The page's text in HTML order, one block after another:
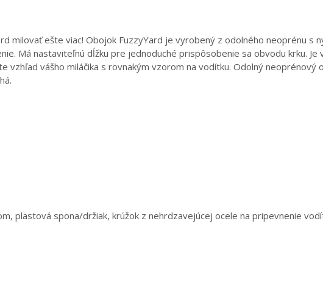
milovať ešte viac! Obojok FuzzyYard je vyrobený z odolného neoprénu s
Má nastaviteľnú dĺžku pre jednoduché prispôsobenie sa obvodu krku. Je
vzhľad vášho miláčika s rovnakým vzorom na vodítku. Odolný neoprénový
plastová spona/držiak, krúžok z nehrdzavejúcej ocele na pripevnenie